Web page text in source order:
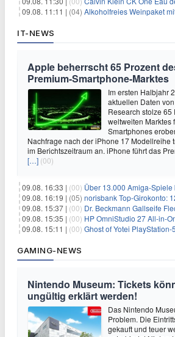
09.08. 11:11 | (04) Alkoholfreies Weinpaket mit 47% Rabatt + 2
IT-NEWS
Apple beherrscht 65 Prozent
Premium-Smartphone-Marktes
Im ersten Halbjahr
aktuellen Daten
Research stolze 65
weltweiten Marktes
Smartphones
Nachfrage nach der iPhone 17 Modellreihe
im Berichtszeitraum an. iPhone führt das
[…] (00)
09.08. 16:33 | (00) Über 13.000 Amiga-Spiele
09.08. 16:19 | (05) norisbank Top-Girokonto: 120€
09.08. 15:37 | (00) Dr. Beckmann Gallseife Flecken-
09.08. 15:35 | (00) HP OmniStudio 27 All-in-One-PC mit
09.08. 15:11 | (00) Ghost of Yotei PlayStation-5-
GAMING-NEWS
Nintendo Museum: Tickets
ungültig erklärt werden!
Das Nintendo
Problem. Die
gekauft und teuer